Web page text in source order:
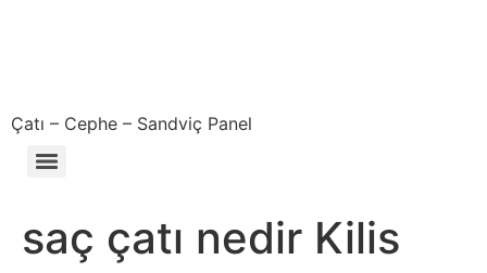
Çatı – Cephe – Sandviç Panel
saç çatı nedir Kilis